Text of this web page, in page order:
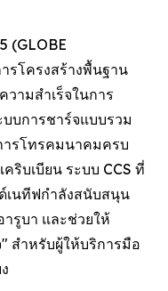
(GLOBE
รโครงสร้างพื้นฐาน
ามสำเร็จในการ
บบการชาร์จแบบรวม
ารโทรคมนาคมครบ
ริบเบียน ระบบ CCS ที่
เนทีฟกำลังสนับสนุน
ารูบา และช่วยให้
สำหรับผู้ให้บริการมือ